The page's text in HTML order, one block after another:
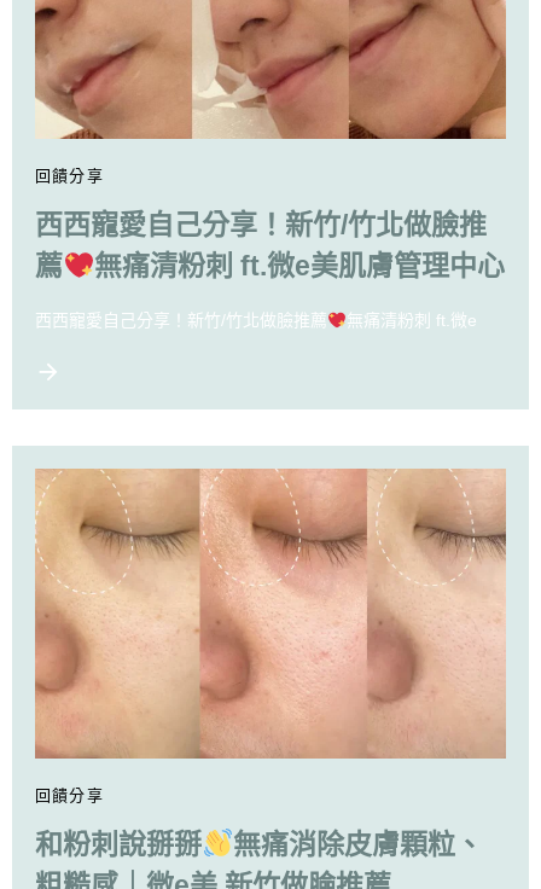
回饋分享
西西寵愛自己分享！新竹/竹北做臉推
薦
無痛清粉刺 ft.微e美肌膚管理中心
西西寵愛自己分享！新竹/竹北做臉推薦 無痛清粉刺 ft.微e
回饋分享
和粉刺說掰掰
無痛消除皮膚顆粒、